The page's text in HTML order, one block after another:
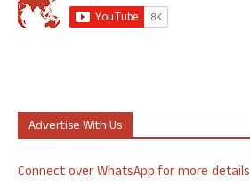
Advertise With Us
Connect over WhatsApp for more details